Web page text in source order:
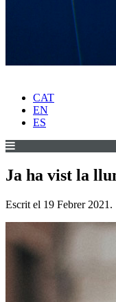
CAT
EN
ES
Ja ha vist la
Escrit el 19 Febrer 2021 .